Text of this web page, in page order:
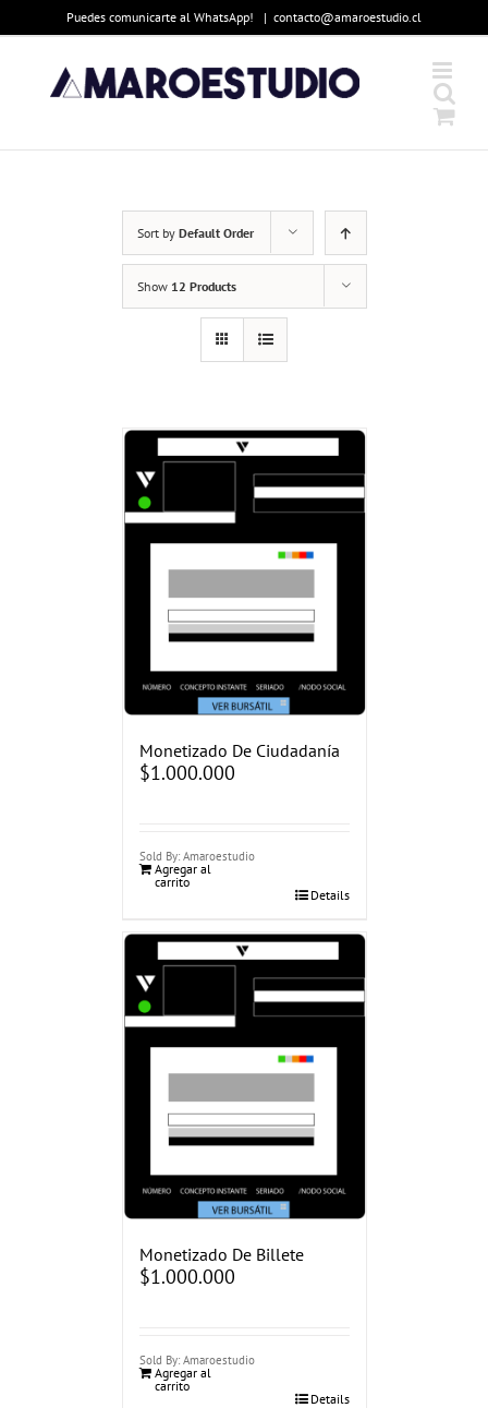
content
Puedes comunicarte al WhatsApp! | contacto@amaroestudio.cl
Sort by Default Order
Show 12 Products
Monetizado De Ciudadanía
$1.000.000
Sold By: Amaroestudio
Agregar al
carrito
Details
Monetizado De Billete
$1.000.000
Sold By: Amaroestudio
Agregar al
carrito
Details